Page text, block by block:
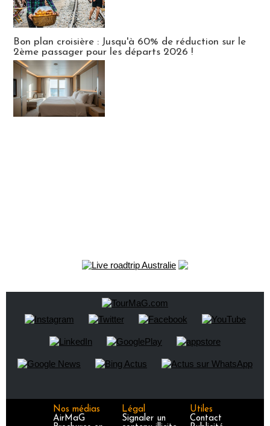
Bon plan croisière : Jusqu'à 60% de réduction sur le
2ème passager pour les départs 2026 !
Nos médias
AirMaG
Légal
Signaler un
Utiles
Contact